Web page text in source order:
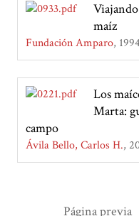
maíz
Fundación Amparo 1994
Los
Marta:
campo
Ávila Bello, Carlos H.
Página previa